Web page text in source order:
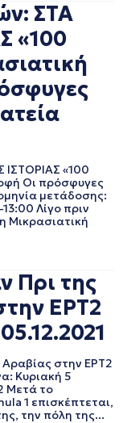
ΣΤΑ
«100
«100
Οι πρόσφυγες
μετάδοσης:
Λίγο πριν
Μικρασιατική
Πρι της
ΕΡΤ2
Αραβίας στην ΕΡΤ2
Κυριακή 5
Μετά το
1 επισκέπτεται,
την πόλη της...